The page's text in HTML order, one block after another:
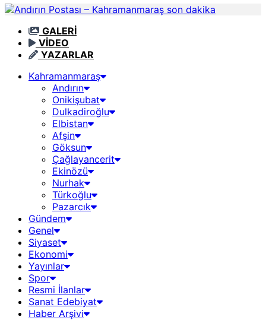
GALERİ
VİDEO
YAZARLAR
Kahramanmaraş
Andırın
Onikişubat
Dulkadiroğlu
Elbistan
Afşin
Göksun
Çağlayancerit
Ekinözü
Nurhak
Türkoğlu
Pazarcık
Gündem
Genel
Siyaset
Ekonomi
Yayınlar
Spor
Resmi İlanlar
Sanat Edebiyat
Haber Arşivi